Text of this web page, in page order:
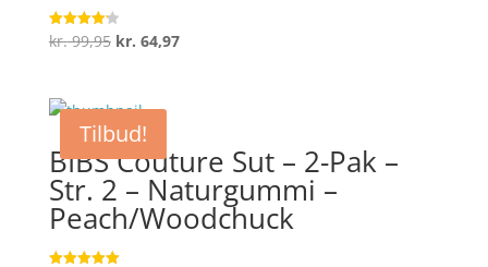
Vurderet
4.2
kr.99,95 Den
var:
kr. 99,95.
kr. 64,97Den
Tilbud!
BIBS Couture Sut – 2-Pak –
Str. 2 – Naturgummi –
Peach/Woodchuck